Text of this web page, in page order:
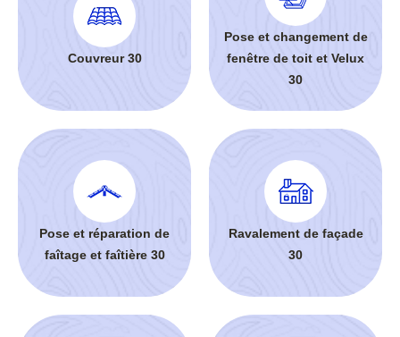
Couvreur 30
Pose et changement de
fenêtre de toit et Velux
30
Pose et réparation de
faîtage et faîtière 30
Ravalement de façade
30